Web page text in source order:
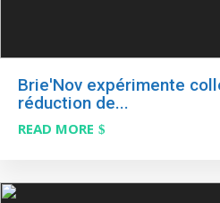
Brie'Nov expérimente
réduction de...
READ MORE